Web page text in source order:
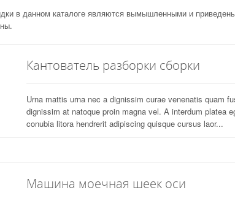
в данном каталоге являются вымышленными и
Кантователь разборки сборки
Urna mattis urna nec a dignissim curae venenatis quam
dignissim at natoque proin magna vel. A interdum platea
conubia litora hendrerit adipiscing quisque cursus laor...
Машина моечная шеек оси